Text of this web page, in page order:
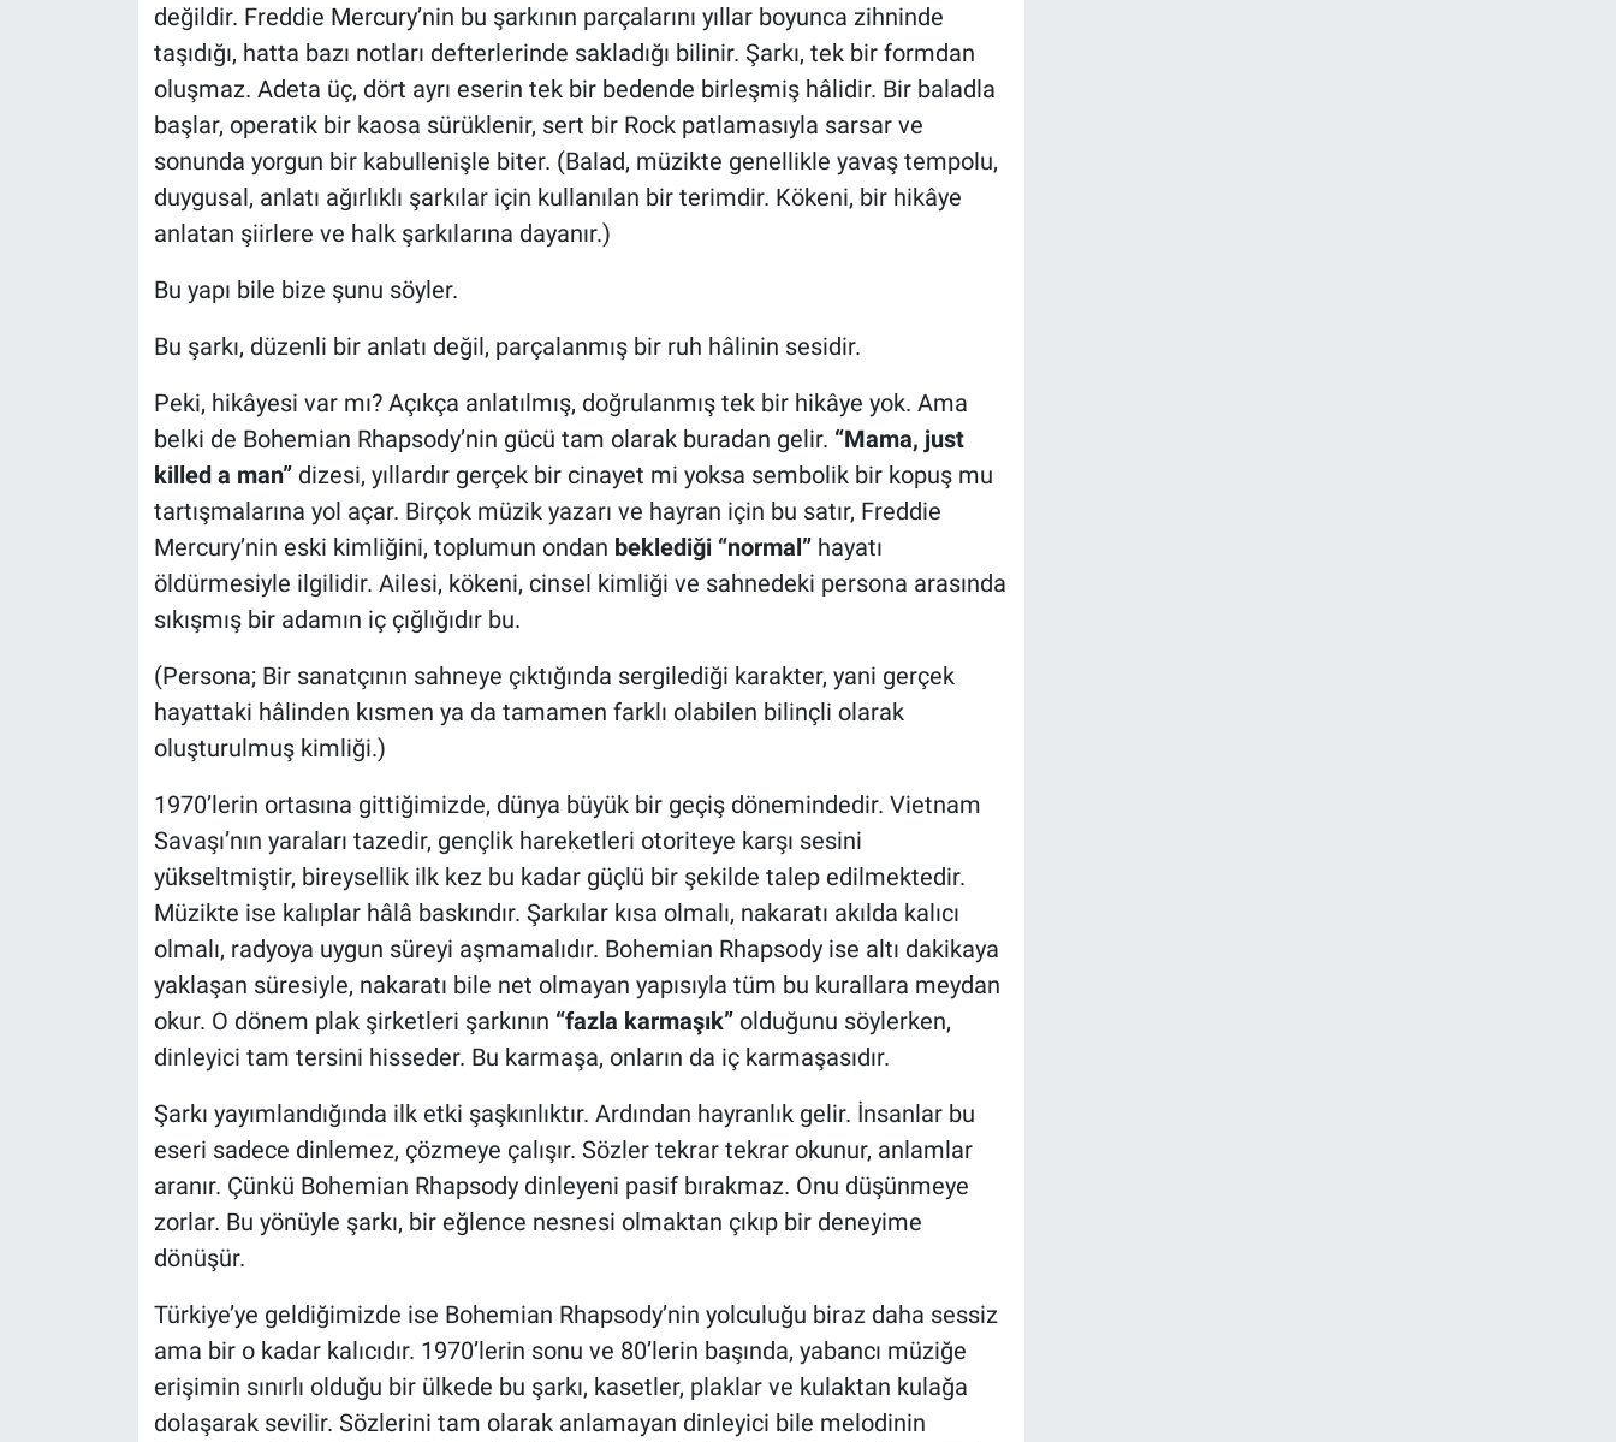
değildir. Freddie Mercury’nin bu şarkının parçalarını yıllar boyunca zihninde
taşıdığı, hatta bazı notları defterlerinde sakladığı bilinir. Şarkı, tek bir formdan
oluşmaz. Adeta üç, dört ayrı eserin tek bir bedende birleşmiş hâlidir. Bir baladla
başlar, operatik bir kaosa sürüklenir, sert bir Rock patlamasıyla sarsar ve
sonunda yorgun bir kabullenişle biter. (Balad, müzikte genellikle yavaş tempolu,
duygusal, anlatı ağırlıklı şarkılar için kullanılan bir terimdir. Kökeni, bir hikâye
anlatan şiirlere ve halk şarkılarına dayanır.)
Bu yapı bile bize şunu söyler.
Bu şarkı, düzenli bir anlatı değil, parçalanmış bir ruh hâlinin sesidir.
Peki, hikâyesi var mı? Açıkça anlatılmış, doğrulanmış tek bir hikâye yok. Ama
belki de Bohemian Rhapsody’nin gücü tam olarak buradan gelir. “Mama, just
killed a man”dizesi, yıllardır gerçek bir cinayet mi yoksa sembolik bir kopuş mu
tartışmalarına yol açar. Birçok müzik yazarı ve hayran için bu satır, Freddie
Mercury’nin eski kimliğini, toplumun ondan beklediği “normal”hayatı
öldürmesiyle ilgilidir. Ailesi, kökeni, cinsel kimliği ve sahnedeki persona arasında
sıkışmış bir adamın iç çığlığıdır bu.
(Persona; Bir sanatçının sahneye çıktığında sergilediği karakter, yani gerçek
hayattaki hâlinden kısmen ya da tamamen farklı olabilen bilinçli olarak
oluşturulmuş kimliği.)
1970’lerin ortasına gittiğimizde, dünya büyük bir geçiş dönemindedir. Vietnam
Savaşı’nın yaraları tazedir, gençlik hareketleri otoriteye karşı sesini
yükseltmiştir, bireysellik ilk kez bu kadar güçlü bir şekilde talep edilmektedir.
Müzikte ise kalıplar hâlâ baskındır. Şarkılar kısa olmalı, nakaratı akılda kalıcı
olmalı, radyoya uygun süreyi aşmamalıdır. Bohemian Rhapsody ise altı dakikaya
yaklaşan süresiyle, nakaratı bile net olmayan yapısıyla tüm bu kurallara meydan
okur. O dönem plak şirketleri şarkının “fazla karmaşık”olduğunu söylerken,
dinleyici tam tersini hisseder. Bu karmaşa, onların da iç karmaşasıdır.
Şarkı yayımlandığında ilk etki şaşkınlıktır. Ardından hayranlık gelir. İnsanlar bu
eseri sadece dinlemez, çözmeye çalışır. Sözler tekrar tekrar okunur, anlamlar
aranır. Çünkü Bohemian Rhapsody dinleyeni pasif bırakmaz. Onu düşünmeye
zorlar. Bu yönüyle şarkı, bir eğlence nesnesi olmaktan çıkıp bir deneyime
dönüşür.
Türkiye’ye geldiğimizde ise Bohemian Rhapsody’nin yolculuğu biraz daha sessiz
ama bir o kadar kalıcıdır. 1970’lerin sonu ve 80’lerin başında, yabancı müziğe
erişimin sınırlı olduğu bir ülkede bu şarkı, kasetler, plaklar ve kulaktan kulağa
dolaşarak sevilir. Sözlerini tam olarak anlamayan dinleyici bile melodinin